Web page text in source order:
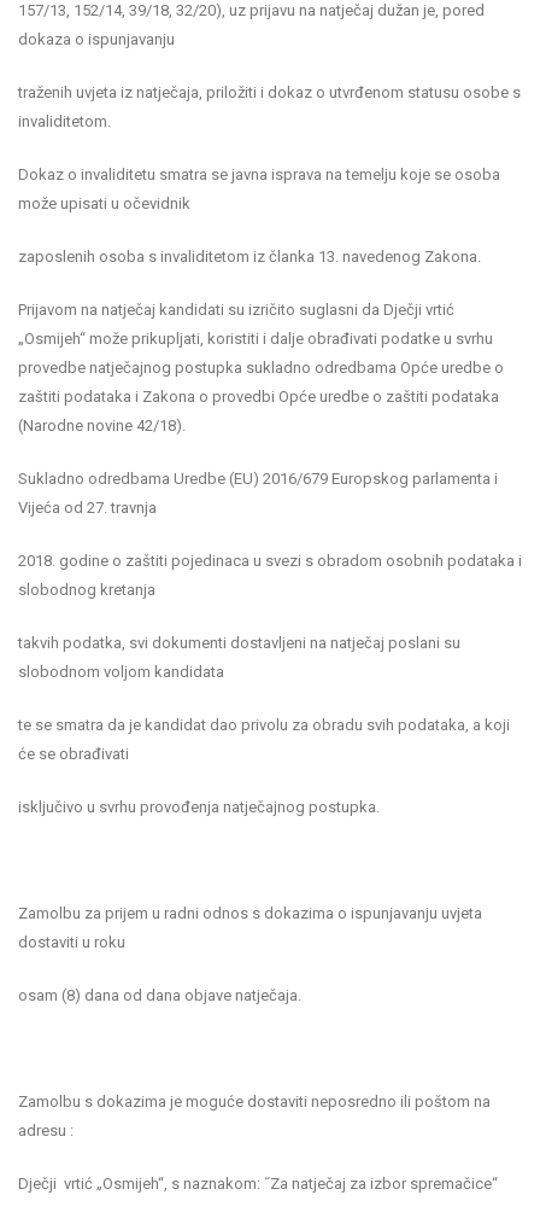
157/13, 152/14, 39/18, 32/20), uz prijavu na natječaj dužan je, pored
dokaza o ispunjavanju
traženih uvjeta iz natječaja, priložiti i dokaz o utvrđenom statusu osobe s
invaliditetom.
Dokaz o invaliditetu smatra se javna isprava na temelju koje se osoba
može upisati u očevidnik
zaposlenih osoba s invaliditetom iz članka 13. navedenog Zakona.
Prijavom na natječaj kandidati su izričito suglasni da Dječji vrtić
„Osmijeh“ može prikupljati, koristiti i dalje obrađivati podatke u svrhu
provedbe natječajnog postupka sukladno odredbama Opće uredbe o
zaštiti podataka i Zakona o provedbi Opće uredbe o zaštiti podataka
(Narodne novine 42/18).
Sukladno odredbama Uredbe (EU) 2016/679 Europskog parlamenta i
Vijeća od 27. travnja
2018. godine o zaštiti pojedinaca u svezi s obradom osobnih podataka i
slobodnog kretanja
takvih podatka, svi dokumenti dostavljeni na natječaj poslani su
slobodnom voljom kandidata
te se smatra da je kandidat dao privolu za obradu svih podataka, a koji
će se obrađivati
isključivo u svrhu provođenja natječajnog postupka.
Zamolbu za prijem u radni odnos s dokazima o ispunjavanju uvjeta
dostaviti u roku
osam (8) dana od dana objave natječaja.
Zamolbu s dokazima je moguće dostaviti neposredno ili poštom na
adresu :
Dječji vrtić „Osmijeh“, s naznakom: ˝Za natječaj za izbor spremačice“